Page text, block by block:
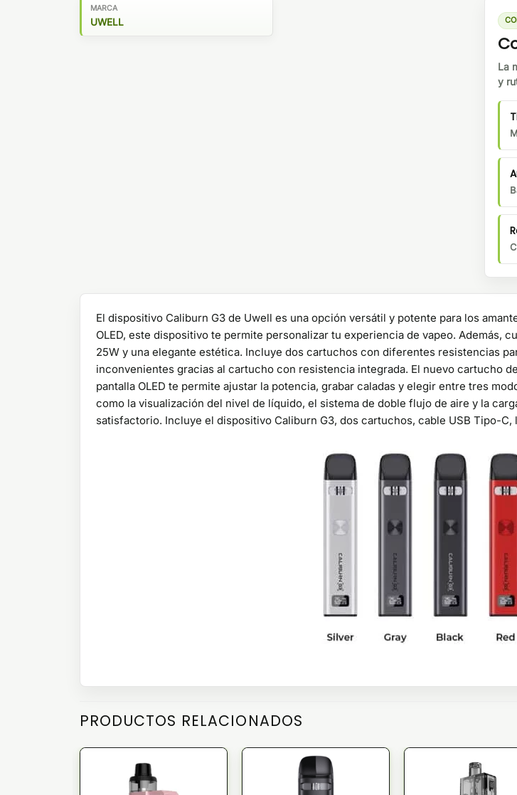
MARCA
UWELL
La
y
El dispositivo Caliburn G3 de Uwell es una opción versátil y potente para los
OLED, este dispositivo te permite personalizar tu experiencia de vapeo. Además,
25W y una elegante estética. Incluye dos cartuchos con diferentes resistencias
inconvenientes gracias al cartucho con resistencia integrada. El nuevo cartucho
pantalla OLED te permite ajustar la potencia, grabar caladas y elegir entre tres
como la visualización del nivel de líquido, el sistema de doble flujo de aire y la
satisfactorio. Incluye el dispositivo Caliburn G3, dos cartuchos, cable USB Tipo-C,
PRODUCTOS RELACIONADOS